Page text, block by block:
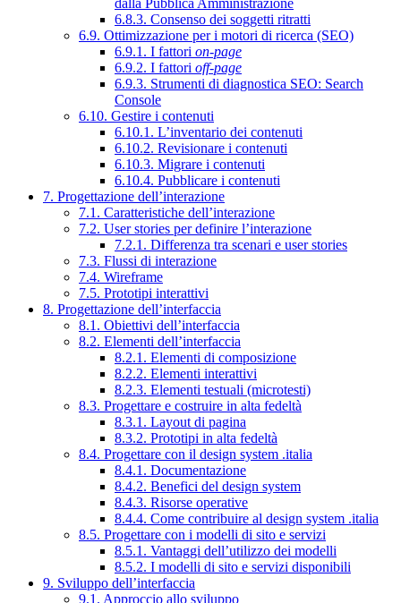
dalla Pubblica Amministrazione
6.8.3. Consenso dei soggetti ritratti
6.9. Ottimizzazione per i motori di ricerca (SEO)
6.9.1. I fattori on-page
6.9.2. I fattori off-page
6.9.3. Strumenti di diagnostica SEO: Search
Console
6.10. Gestire i contenuti
6.10.1. L’inventario dei contenuti
6.10.2. Revisionare i contenuti
6.10.3. Migrare i contenuti
6.10.4. Pubblicare i contenuti
7. Progettazione dell’interazione
7.1. Caratteristiche dell’interazione
7.2. User stories per definire l’interazione
7.2.1. Differenza tra scenari e user stories
7.3. Flussi di interazione
7.4. Wireframe
7.5. Prototipi interattivi
8. Progettazione dell’interfaccia
8.1. Obiettivi dell’interfaccia
8.2. Elementi dell’interfaccia
8.2.1. Elementi di composizione
8.2.2. Elementi interattivi
8.2.3. Elementi testuali (microtesti)
8.3. Progettare e costruire in alta fedeltà
8.3.1. Layout di pagina
8.3.2. Prototipi in alta fedeltà
8.4. Progettare con il design system .italia
8.4.1. Documentazione
8.4.2. Benefici del design system
8.4.3. Risorse operative
8.4.4. Come contribuire al design system .italia
8.5. Progettare con i modelli di sito e servizi
8.5.1. Vantaggi dell’utilizzo dei modelli
8.5.2. I modelli di sito e servizi disponibili
9. Sviluppo dell’interfaccia
9.1. Approccio allo sviluppo